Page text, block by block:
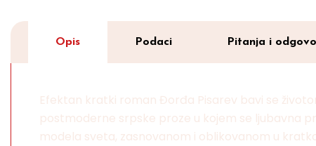
Opis Podaci Pitanja i
Efektan kratki roman Đorđa Pisarev bavi se
postmoderne srpske proze u kojem se ljubavna
modela sveta, zasnovanom i oblikovanom u